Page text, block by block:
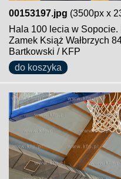
00153197.jpg (3500px x
Hala 100 lecia w
Zamek Książ Wałbrzych
Bartkowski / KFP
do koszyka